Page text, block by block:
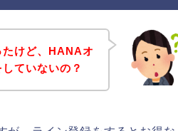
けど、HANAオ
ていないの？